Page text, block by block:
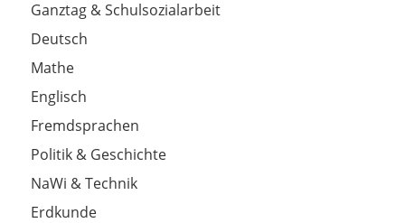
Ganztag & Schulsozialarbeit
Deutsch
Mathe
Englisch
Fremdsprachen
Politik & Geschichte
NaWi & Technik
Erdkunde